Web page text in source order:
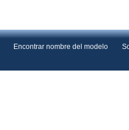
Encontrar nombre del modelo